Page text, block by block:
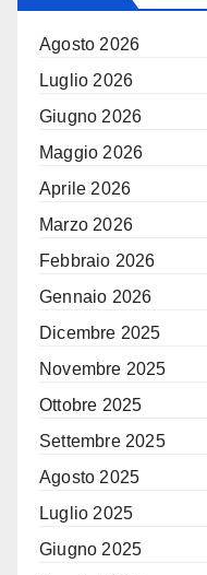
Agosto 2026
Luglio 2026
Giugno 2026
Maggio 2026
Aprile 2026
Marzo 2026
Febbraio 2026
Gennaio 2026
Dicembre 2025
Novembre 2025
Ottobre 2025
Settembre 2025
Agosto 2025
Luglio 2025
Giugno 2025